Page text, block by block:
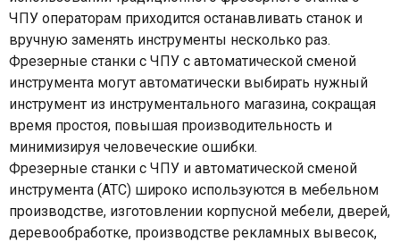
ЧПУ операторам приходится останавливать станок и
вручную заменять инструменты несколько раз.
Фрезерные станки с ЧПУ с автоматической сменой
инструмента могут автоматически выбирать нужный
инструмент из инструментального магазина, сокращая
время простоя, повышая производительность и
минимизируя человеческие ошибки.
Фрезерные станки с ЧПУ и автоматической сменой
инструмента (ATC) широко используются в мебельном
производстве, изготовлении корпусной мебели, дверей,
деревообработке, производстве рекламных вывесок,